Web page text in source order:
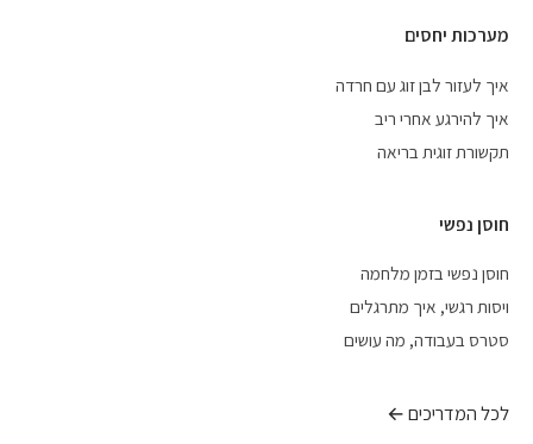
מערכות יחסים
איך לעזור לבן זוג עם חרדה
איך להירגע אחרי ריב
תקשורת זוגית בריאה
חוסן נפשי
חוסן נפשי בזמן מלחמה
ויסות רגשי, איך מתרגלים
סטרס בעבודה, מה עושים
לכל המדריכים ←